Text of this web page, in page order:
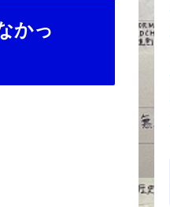
かっ